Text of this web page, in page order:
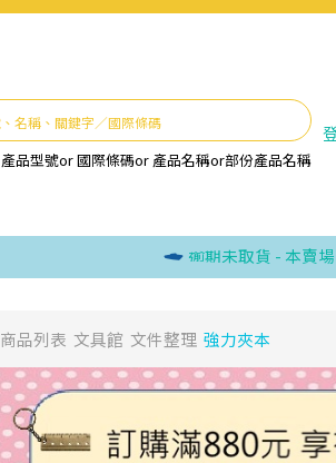
產品型號or國際條碼or 產品名稱or部份產品名稱
逾期未取貨 - 本賣場商品出
商品列表 文具館 文件整理 強力夾本